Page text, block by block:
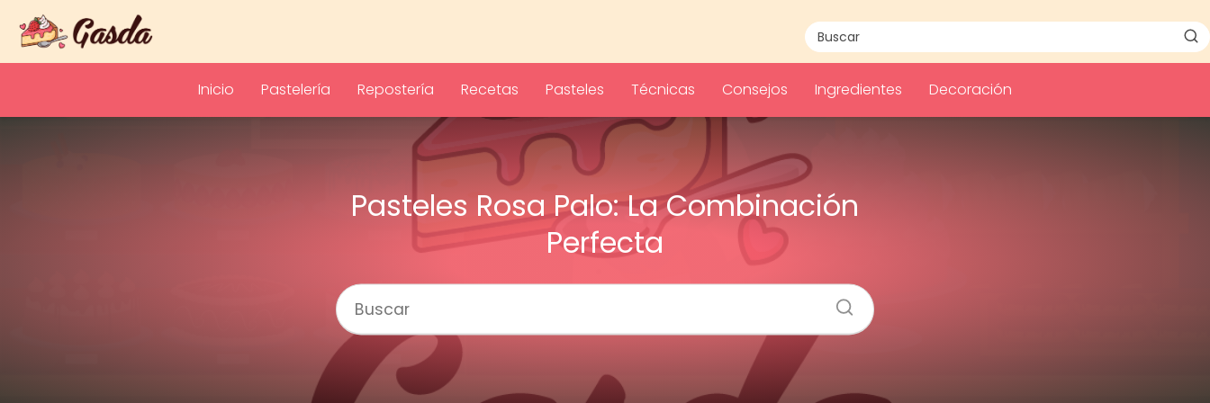
Inicio Pastelería Repostería Recetas Pasteles Técnicas Consejos Ingredientes Decoración
Pasteles Rosa Palo: La Combinación
Perfecta